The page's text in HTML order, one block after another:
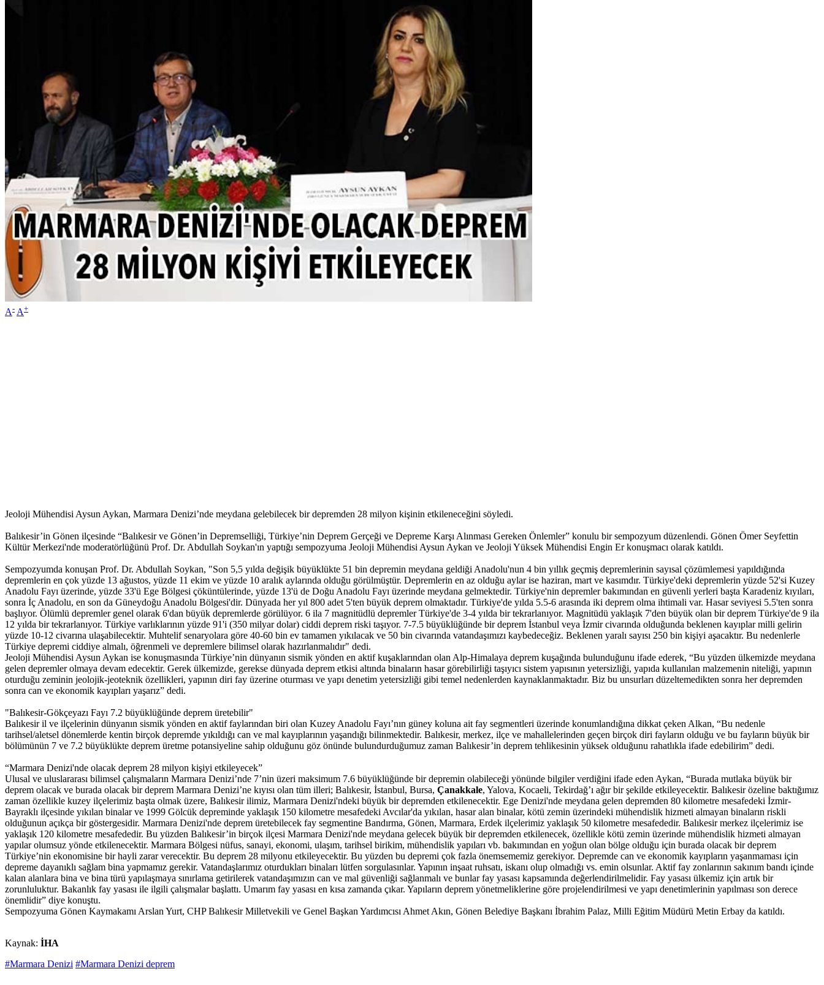
A- A+
Jeoloji Mühendisi Aysun Aykan, Marmara Denizi’nde meydana gelebilecek bir depremden 28 milyon kişinin etkileneceğini söyledi.
Balıkesir’in Gönen ilçesinde “Balıkesir ve Gönen’in Depremselliği, Türkiye’nin Deprem Gerçeği ve Depreme Karşı Alınması Gereken Önlemler” konulu bir sempozyum düzenlendi. Gönen Ömer Seyfettin
Kültür Merkezi'nde moderatörlüğünü Prof. Dr. Abdullah Soykan'ın yaptığı sempozyuma Jeoloji Mühendisi Aysun Aykan ve Jeoloji Yüksek Mühendisi Engin Er konuşmacı olarak katıldı.
Sempozyumda konuşan Prof. Dr. Abdullah Soykan, "Son 5,5 yılda değişik büyüklükte 51 bin depremin meydana geldiği Anadolu'nun 4 bin yıllık geçmiş depremlerinin sayısal çözümlemesi yapıldığında
depremlerin en çok yüzde 13 ağustos, yüzde 11 ekim ve yüzde 10 aralık aylarında olduğu görülmüştür. Depremlerin en az olduğu aylar ise haziran, mart ve kasımdır. Türkiye'deki depremlerin yüzde 52'si Kuzey
Anadolu Fayı üzerinde, yüzde 33'ü Ege Bölgesi çöküntülerinde, yüzde 13'ü de Doğu Anadolu Fayı üzerinde meydana gelmektedir. Türkiye'nin depremler bakımından en güvenli yerleri başta Karadeniz kıyıları,
sonra İç Anadolu, en son da Güneydoğu Anadolu Bölgesi'dir. Dünyada her yıl 800 adet 5'ten büyük deprem olmaktadır. Türkiye'de yılda 5.5-6 arasında iki deprem olma ihtimali var. Hasar seviyesi 5.5'ten sonra
başlıyor. Ölümlü depremler genel olarak 6'dan büyük depremlerde görülüyor. 6 ila 7 magnitüdlü depremler Türkiye'de 3-4 yılda bir tekrarlanıyor. Magnitüdü yaklaşık 7'den büyük olan bir deprem Türkiye'de 9 ila
12 yılda bir tekrarlanıyor. Türkiye varlıklarının yüzde 91'i (350 milyar dolar) ciddi deprem riski taşıyor. 7-7.5 büyüklüğünde bir deprem İstanbul veya İzmir civarında olduğunda beklenen kayıplar milli gelirin
yüzde 10-12 civarına ulaşabilecektir. Muhtelif senaryolara göre 40-60 bin ev tamamen yıkılacak ve 50 bin civarında vatandaşımızı kaybedeceğiz. Beklenen yaralı sayısı 250 bin kişiyi aşacaktır. Bu nedenlerle
Türkiye depremi ciddiye almalı, öğrenmeli ve depremlere bilimsel olarak hazırlanmalıdır" dedi.
Jeoloji Mühendisi Aysun Aykan ise konuşmasında Türkiye’nin dünyanın sismik yönden en aktif kuşaklarından olan Alp-Himalaya deprem kuşağında bulunduğunu ifade ederek, “Bu yüzden ülkemizde meydana
gelen depremler olmaya devam edecektir. Gerek ülkemizde, gerekse dünyada deprem etkisi altında binaların hasar görebilirliği taşıyıcı sistem yapısının yetersizliği, yapıda kullanılan malzemenin niteliği, yapının
oturduğu zeminin jeolojik-jeoteknik özellikleri, yapının diri fay üzerine oturması ve yapı denetim yetersizliği gibi temel nedenlerden kaynaklanmaktadır. Biz bu unsurları düzeltemedikten sonra her depremden
sonra can ve ekonomik kayıpları yaşarız” dedi.
"Balıkesir-Gökçeyazı Fayı 7.2 büyüklüğünde deprem üretebilir"
Balıkesir il ve ilçelerinin dünyanın sismik yönden en aktif faylarından biri olan Kuzey Anadolu Fayı’nın güney koluna ait fay segmentleri üzerinde konumlandığına dikkat çeken Alkan, “Bu nedenle
tarihsel/aletsel dönemlerde kentin birçok depremde yıkıldığı can ve mal kayıplarının yaşandığı bilinmektedir. Balıkesir, merkez, ilçe ve mahallelerinden geçen birçok diri fayların olduğu ve bu fayların büyük bir
bölümünün 7 ve 7.2 büyüklükte deprem üretme potansiyeline sahip olduğunu göz önünde bulundurduğumuz zaman Balıkesir’in deprem tehlikesinin yüksek olduğunu rahatlıkla ifade edebilirim” dedi.
“Marmara Denizi'nde olacak deprem 28 milyon kişiyi etkileyecek”
Ulusal ve uluslararası bilimsel çalışmaların Marmara Denizi’nde 7’nin üzeri maksimum 7.6 büyüklüğünde bir depremin olabileceği yönünde bilgiler verdiğini ifade eden Aykan, “Burada mutlaka büyük bir
deprem olacak ve burada olacak bir deprem Marmara Denizi’ne kıyısı olan tüm illeri; Balıkesir, İstanbul, Bursa, Çanakkale, Yalova, Kocaeli, Tekirdağ’ı ağır bir şekilde etkileyecektir. Balıkesir özeline baktığımız
zaman özellikle kuzey ilçelerimiz başta olmak üzere, Balıkesir ilimiz, Marmara Denizi'ndeki büyük bir depremden etkilenecektir. Ege Denizi'nde meydana gelen depremden 80 kilometre mesafedeki İzmir-
Bayraklı ilçesinde yıkılan binalar ve 1999 Gölcük depreminde yaklaşık 150 kilometre mesafedeki Avcılar'da yıkılan, hasar alan binalar, kötü zemin üzerindeki mühendislik hizmeti almayan binaların riskli
olduğunun açıkça bir göstergesidir. Marmara Denizi'nde deprem üretebilecek fay segmentine Bandırma, Gönen, Marmara, Erdek ilçelerimiz yaklaşık 50 kilometre mesafededir. Balıkesir merkez ilçelerimiz ise
yaklaşık 120 kilometre mesafededir. Bu yüzden Balıkesir’in birçok ilçesi Marmara Denizi'nde meydana gelecek büyük bir depremden etkilenecek, özellikle kötü zemin üzerinde mühendislik hizmeti almayan
yapılar olumsuz yönde etkilenecektir. Marmara Bölgesi nüfus, sanayi, ekonomi, ulaşım, tarihsel birikim, mühendislik yapıları vb. bakımından en yoğun olan bölge olduğu için burada olacak bir deprem
Türkiye’nin ekonomisine bir hayli zarar verecektir. Bu deprem 28 milyonu etkileyecektir. Bu yüzden bu depremi çok fazla önemsememiz gerekiyor. Depremde can ve ekonomik kayıpların yaşanmaması için
depreme dayanıklı sağlam bina yapmamız gerekir. Vatandaşlarımız oturdukları binaları lütfen sorgulasınlar. Yapının inşaat ruhsatı, iskanı olup olmadığı vs. emin olsunlar. Aktif fay zonlarının sakınım bandı içinde
kalan alanlara bina ve bina türü yapılaşmaya sınırlama getirilerek vatandaşımızın can ve mal güvenliği sağlanmalı ve bunlar fay yasası kapsamında değerlendirilmelidir. Fay yasası ülkemiz için artık bir
zorunluluktur. Bakanlık fay yasası ile ilgili çalışmalar başlattı. Umarım fay yasası en kısa zamanda çıkar. Yapıların deprem yönetmeliklerine göre projelendirilmesi ve yapı denetimlerinin yapılması son derece
önemlidir” diye konuştu.
Sempozyuma Gönen Kaymakamı Arslan Yurt, CHP Balıkesir Milletvekili ve Genel Başkan Yardımcısı Ahmet Akın, Gönen Belediye Başkanı İbrahim Palaz, Milli Eğitim Müdürü Metin Erbay da katıldı.
Kaynak: İHA
#Marmara Denizi #Marmara Denizi deprem